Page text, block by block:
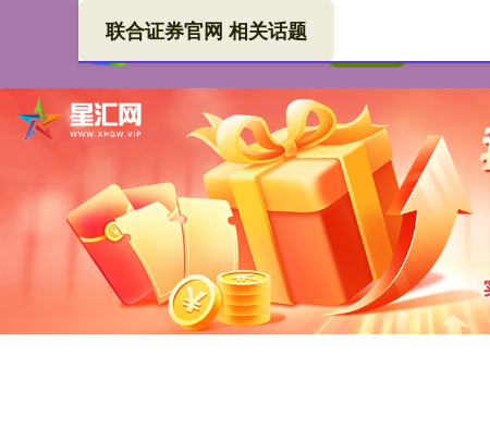
联合证券官网 相关话题